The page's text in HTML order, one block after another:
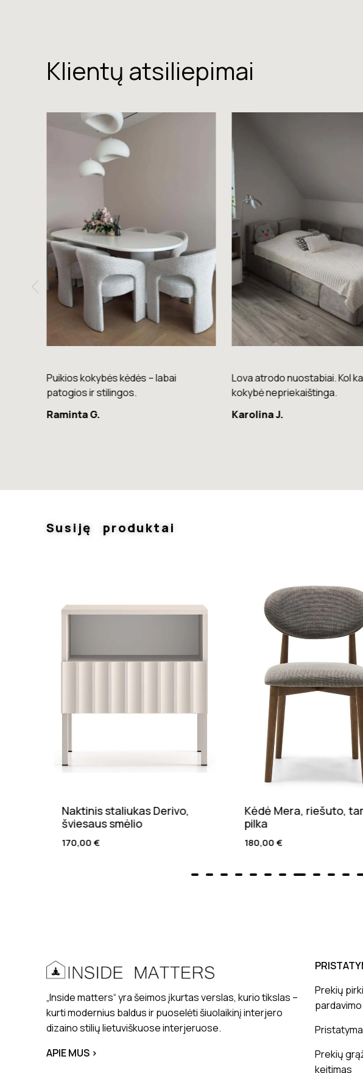
Klientų atsiliepimai
Puikios kokybės kėdės – labai
patogios ir stilingos.
Raminta G.
Lova atrodo nuostabiai. Kol
kokybė nepriekaištinga.
Karolina J.
Susiję produktai
Naktinis staliukas Derivo,
šviesaus smėlio
170,00€
Kėdė Mera, riešuto,
pilka
180,00€
„Inside matters“ yra šeimos įkurtas verslas, kurio tikslas –
kurti modernius baldus ir puoselėti šiuolaikinį interjero
dizaino stilių lietuviškuose interjeruose.
APIE MUS >
Prekių
Prekių
keitimas